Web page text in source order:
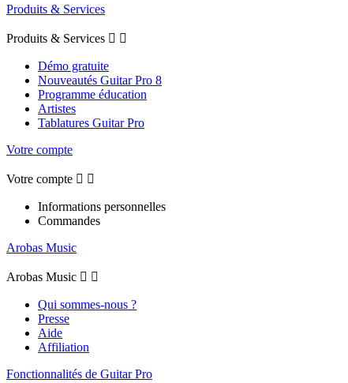
Produits & Services
Produits & Services  
Démo gratuite
Nouveautés Guitar Pro 8
Programme éducation
Artistes
Tablatures Guitar Pro
Votre compte
Votre compte  
Informations personnelles
Commandes
Arobas Music
Arobas Music  
Qui sommes-nous ?
Presse
Aide
Affiliation
Fonctionnalités de Guitar Pro